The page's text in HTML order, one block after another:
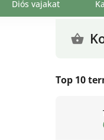
Diós vajakat
Top 10